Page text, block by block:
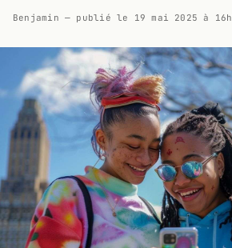
Benjamin — publié le 19 mai 2025 à